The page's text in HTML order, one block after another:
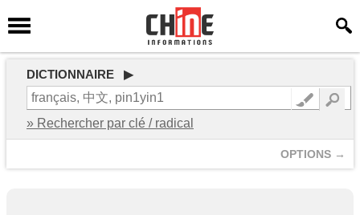
DICTIONNAIRE ▶
» Rechercher par clé / radical
OPTIONS →